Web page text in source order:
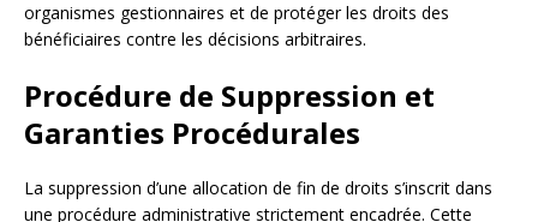
organismes gestionnaires et de protéger les droits des
bénéficiaires contre les décisions arbitraires.
Procédure de Suppression et
Garanties Procédurales
La suppression d’une allocation de fin de droits s’inscrit dans
une procédure administrative strictement encadrée. Cette